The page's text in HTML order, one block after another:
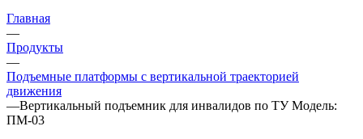
Главная
—
Продукты
—
Подъемные платформы с вертикальной траекторией
движения
—Вертикальный подъемник для инвалидов по ТУ Модель:
ПМ-03